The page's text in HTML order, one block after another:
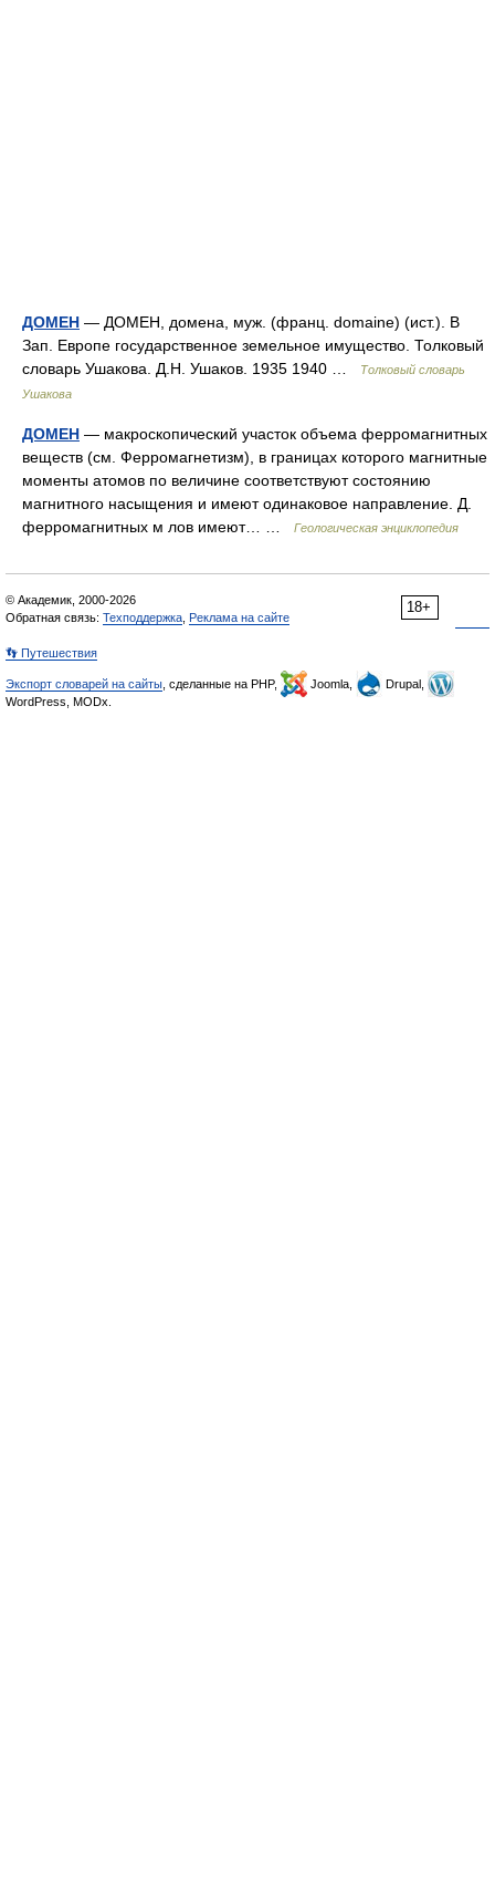
ДОМЕН — ДОМЕН, домена, муж. (франц. domaine) (ист.). В
Зап. Европе государственное земельное имущество. Толковый
словарь Ушакова. Д.Н. Ушаков. 1935 1940 …
Толковый словарь
Ушакова
ДОМЕН — макроскопический участок объема ферромагнитных
веществ (см. Ферромагнетизм), в границах которого магнитные
моменты атомов по величине соответствуют состоянию
магнитного насыщения и имеют одинаковое направление. Д.
ферромагнитных м лов имеют… …
Геологическая энциклопедия
18+
© Академик, 2000-2026
Обратная связь: Техподдержка Реклама на сайте
👣 Путешествия
Экспорт словарей на сайты , сделанные на PHP, Joomla,
Drupal,
WordPress, MODx.